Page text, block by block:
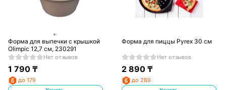
Форма для выпечки с крышкой
Olimpic 12,7 см, 230291
Нет отзывов
1 790₸
до 179
Форма для пиццы Pyrex 30 см
Нет отзывов
2 890 ₸
до 289